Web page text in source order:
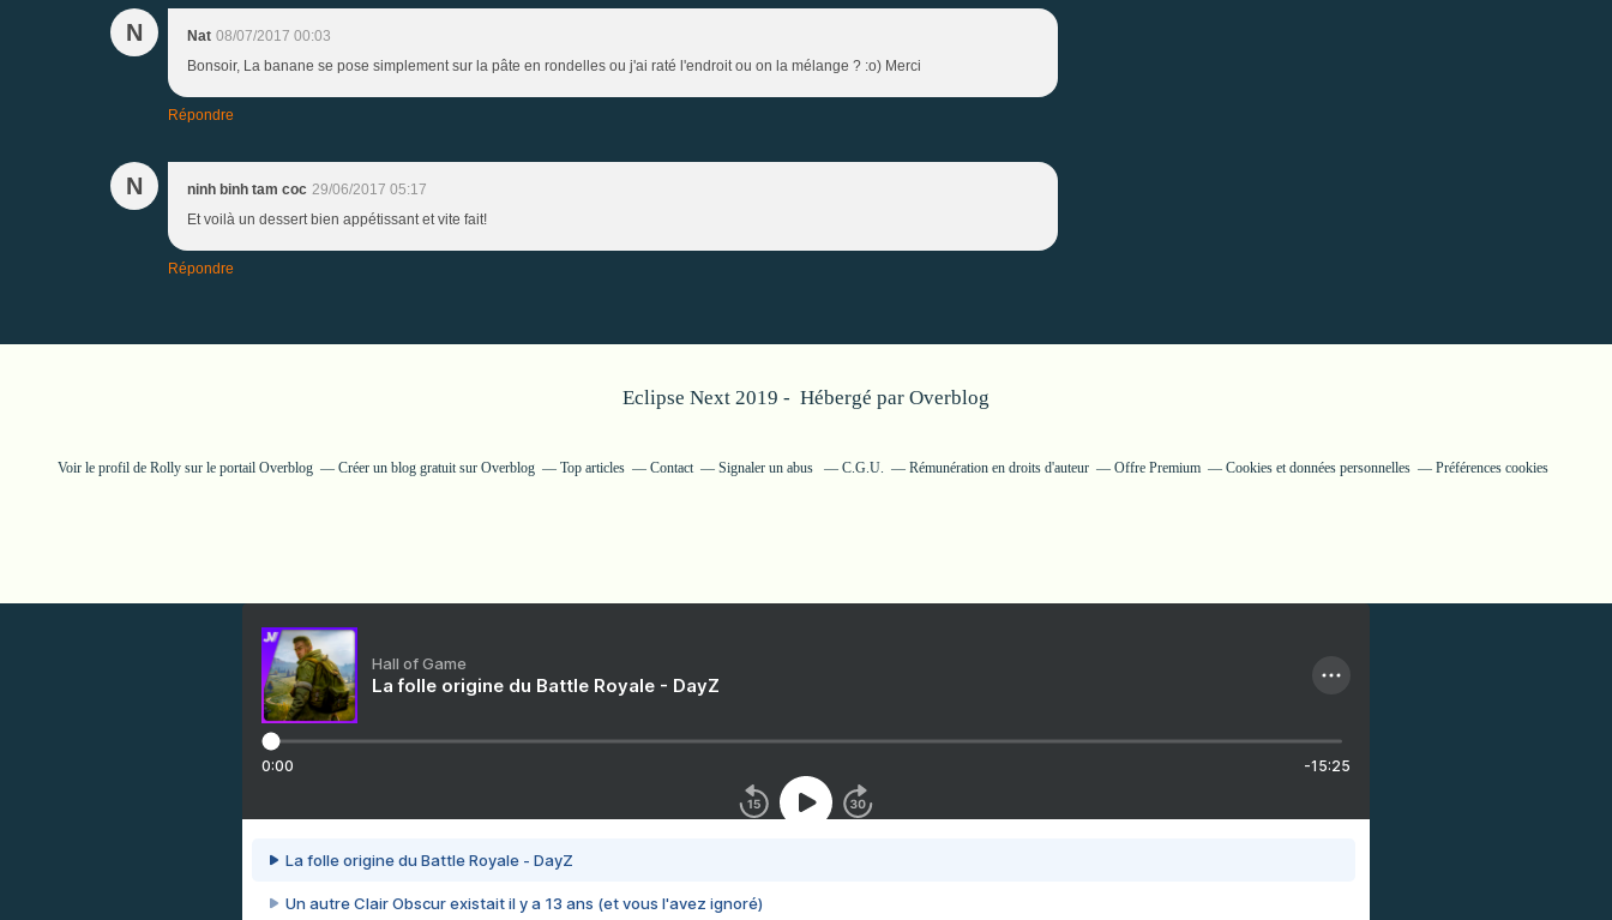
N Nat 08/07/2017 00:03
Bonsoir, La banane se pose simplement sur la pâte en rondelles ou j'ai raté l'endroit ou on la mélange ? :o) Merci
Répondre
N ninh binh tam coc 29/06/2017 05:17
Et voilà un dessert bien appétissant et vite fait!
Répondre
Eclipse Next 2019 - Hébergé par Overblog
Voir le profil de Rollysur le portail Overblog Créer un blog gratuit sur Overblog Top articles Contact Signaler un abus C.G.U. Rémunération en droits d'auteur Offre Premium Cookies et données personnelles Préférences cookies
Hall of Game
La folle origine du Battle Royale - DayZ
0:00 -15:25
La folle origine du Battle Royale - DayZ
Un autre Clair Obscur existait il y a 13 ans (et vous l'avez ignoré)